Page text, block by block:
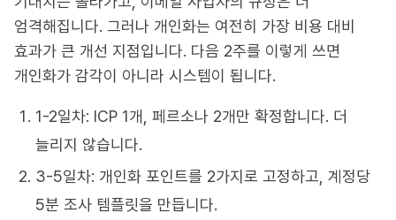
엄격해집니다. 그러나 개인화는 여전히 가장 비용 대비
효과가 큰 개선 지점입니다. 다음 2주를 이렇게 쓰면
개인화가 감각이 아니라 시스템이 됩니다.
1-2일차: ICP 1개, 페르소나 2개만 확정합니다. 더
늘리지 않습니다.
3-5일차: 개인화 포인트를 2가지로 고정하고, 계정당
5분 조사 템플릿을 만듭니다.